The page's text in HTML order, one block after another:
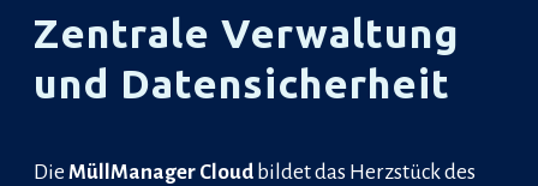
Zentrale Verwaltung
und Datensicherheit
Die MüllManager Cloudbildet das Herzstück des